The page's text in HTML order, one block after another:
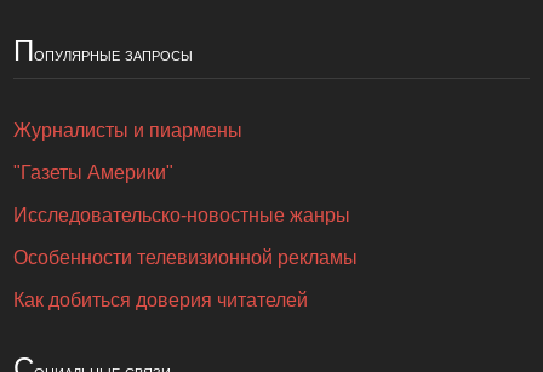
Популярные запросы
Журналисты и пиармены
"Газеты Америки"
Исследовательско-новостные жанры
Особенности телевизионной рекламы
Как добиться доверия читателей